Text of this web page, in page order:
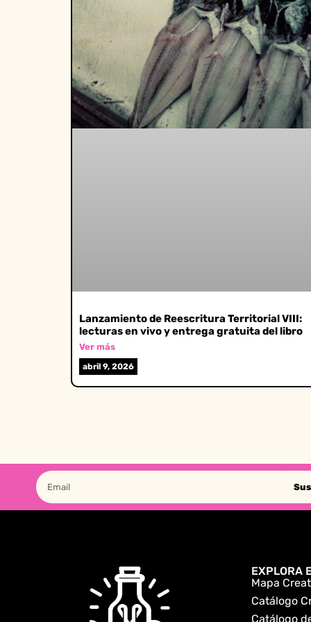
Lanzamiento de Reescritura Territorial VIII:
lecturas en vivo y entrega gratuita del libro
Ver más
abril 9, 2026
EXPLORA
Mapa
Catálogo
Catálogo